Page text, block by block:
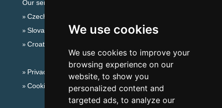
We use cookies
We use cookies to improve your
browsing experience on our
website, to show you
personalized content and
targeted ads, to analyze our
Our servers:
Czech mountains
Slovakian mountains
Croatian Adriatic
Privacy policy
Cookies